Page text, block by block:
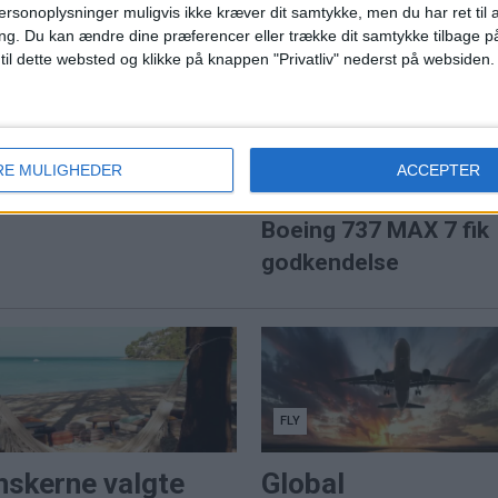
muligvis ikke kræver dit samtykke, men du har ret til
Du kan ændre dine præferencer eller trække dit samtykke tilbage
dette websted og klikke på knappen "Privatliv" nederst på websiden.
MULIGHEDER ACCEPTER
Atlanta fast i
i 2025.
på Kastrup - kan
flyselskab i
rejsehus"
Boeing 737 MAX 7 fik
godkendelse
valgte
FLY
Global